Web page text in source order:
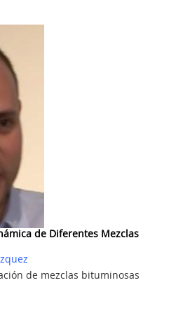
de Diferentes Mezclas
de mezclas bituminosas